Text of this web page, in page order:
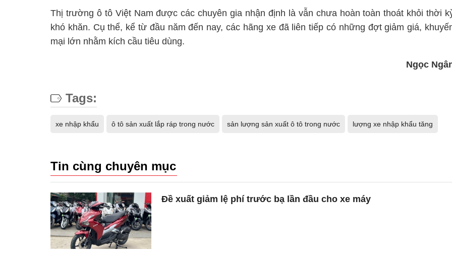
Thị trường ô tô Việt Nam được các chuyên gia nhận định là vẫn chưa hoàn toàn thoát khỏi thời
khó khăn. Cụ thể, kể từ đầu năm đến nay, các hãng xe đã liên tiếp có những đợt giảm giá,
mại lớn nhằm kích cầu tiêu dùng.
Ngọc
Tags:
xe nhập khẩu ô tô sản xuất lắp ráp trong nước sản lượng sản xuất ô tô trong nước lượng xe nhập khẩu tăng
Tin cùng chuyên mục
Đề xuất giảm lệ phí trước bạ lần đầu cho xe máy